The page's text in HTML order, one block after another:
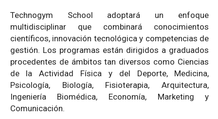
Technogym School adoptará un enfoque
multidisciplinar que combinará conocimientos
científicos, innovación tecnológica y competencias de
gestión. Los programas están dirigidos a graduados
procedentes de ámbitos tan diversos como Ciencias
de la Actividad Física y del Deporte, Medicina,
Psicología, Biología, Fisioterapia, Arquitectura,
Ingeniería Biomédica, Economía, Marketing y
Comunicación.